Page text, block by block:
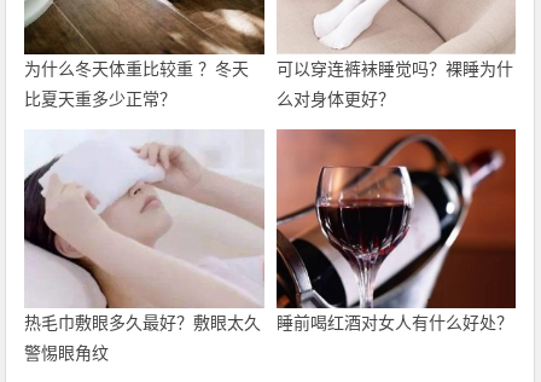
为什么冬天体重比较重 ？冬天
比夏天重多少正常？
可以穿连裤袜睡觉吗？裸睡为什
么对身体更好？
热毛巾敷眼多久最好？敷眼太久
警惕眼角纹
睡前喝红酒对女人有什么好处？